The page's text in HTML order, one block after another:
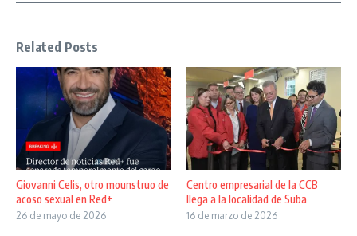
Related Posts
Giovanni Celis, otro mounstruo de
acoso sexual en Red+
26 de mayo de 2026
Centro empresarial de la CCB
llega a la localidad de Suba
16 de marzo de 2026